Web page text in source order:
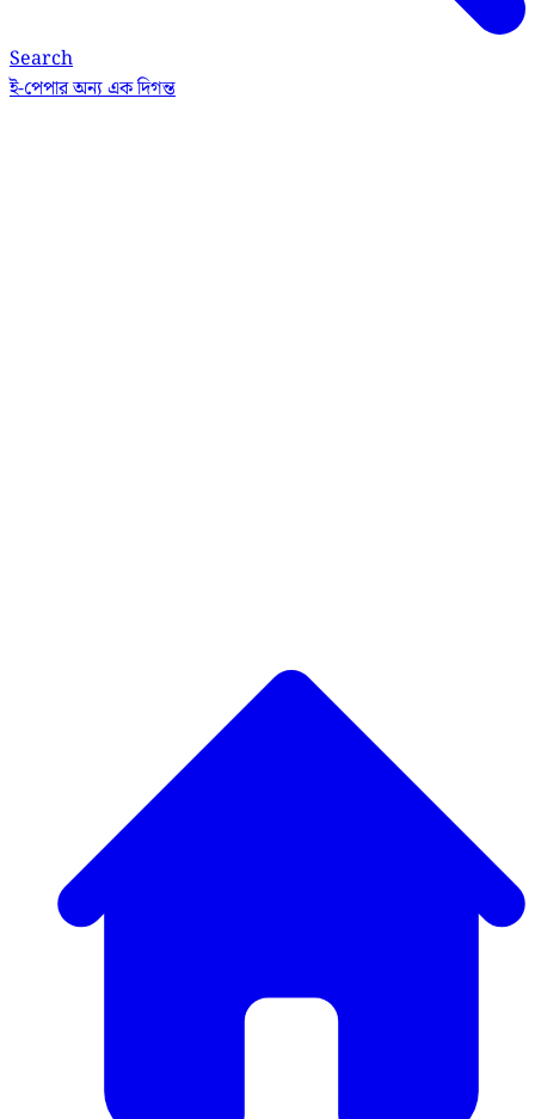
Search
ই-পেপারঅন্য এক দিগন্ত